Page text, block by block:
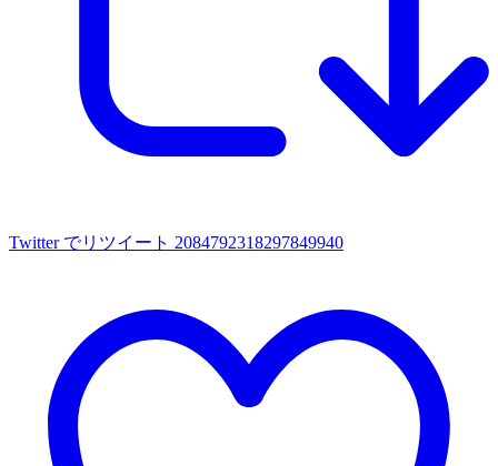
Twitter でリツイート 2084792318297849940